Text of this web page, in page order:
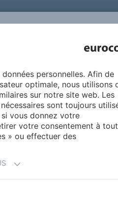
INSPIRATION
sol
PAR LE
personnelles. Afin de
optimale, nous utilisons
sur notre site web. Les
sont toujours
vous donnez votre
votre consentement à tout
» ou effectuer des